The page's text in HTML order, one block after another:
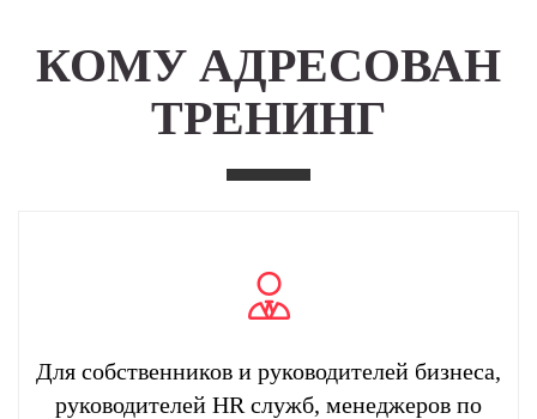
КОМУ АДРЕСОВАН
ТРЕНИНГ
Для собственников и руководителей бизнеса,
руководителей HR служб, менеджеров по